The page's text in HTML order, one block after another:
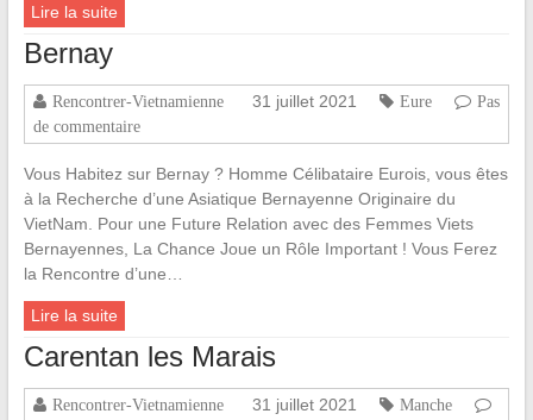
Lire la suite
Bernay
Rencontrer-Vietnamienne 31 juillet 2021 Eure
Pas
de commentaire
Vous Habitez sur Bernay ? Homme Célibataire Eurois, vous êtes
à la Recherche d’une Asiatique Bernayenne Originaire du
VietNam. Pour une Future Relation avec des Femmes Viets
Bernayennes, La Chance Joue un Rôle Important ! Vous Ferez
la Rencontre d’une…
Lire la suite
Carentan les Marais
Rencontrer-Vietnamienne 31 juillet 2021
Manche